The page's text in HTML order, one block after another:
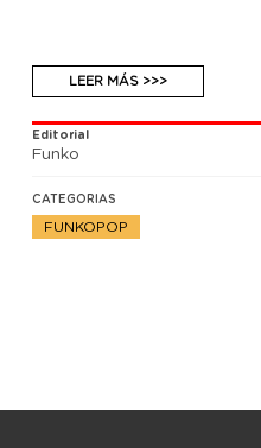
LEER MÁS >>>
Editorial
Funko
CATEGORIAS
FUNKOPOP